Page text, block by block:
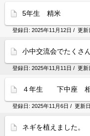
5年生 精米
登録日: 2025年11月12日 / 更新
小中交流会でたくさ
登録日: 2025年11月11日 / 更新
４年生 下中座 相
登録日: 2025年11月6日 / 更新
ネギを植えました。